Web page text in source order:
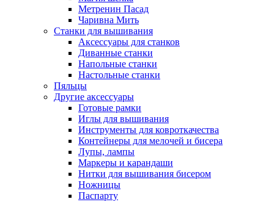
Метренин Пасад
Чаривна Мить
Станки для вышивания
Аксессуары для станков
Диванные станки
Напольные станки
Настольные станки
Пяльцы
Другие аксессуары
Готовые рамки
Иглы для вышивания
Инструменты для ковроткачества
Контейнеры для мелочей и бисера
Лупы, лампы
Маркеры и карандаши
Нитки для вышивания бисером
Ножницы
Паспарту